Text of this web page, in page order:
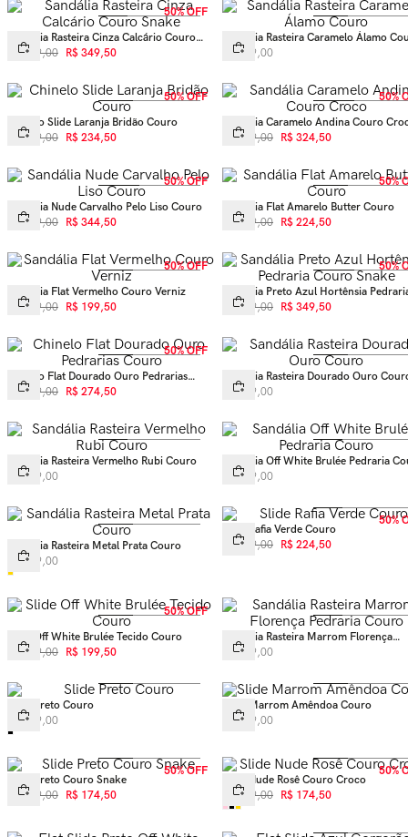
50% OFF
Sandália Rasteira Cinza Calcário Couro
Snake
R$ 699,00 R$ 349,50
Sandália Rasteira Caramelo Álamo
R$ 499,00
50% OFF
Chinelo Slide Laranja Bridão Couro
R$ 469,00 R$ 234,50
50%
Sandália Caramelo Andina Couro
R$ 649,00 R$ 324,50
50% OFF
Sandália Nude Carvalho Pelo Liso Couro
R$ 689,00 R$ 344,50
50%
Sandália Flat Amarelo Butter Couro
R$ 449,00 R$ 224,50
50% OFF
Sandália Flat Vermelho Couro Verniz
R$ 399,00 R$ 199,50
50%
Sandália Preto Azul Hortênsia
Couro Snake
R$ 699,00 R$ 349,50
50% OFF
Chinelo Flat Dourado Ouro Pedrarias
Couro
R$ 549,00 R$ 274,50
Sandália Rasteira Dourado Ouro
R$ 399,00
Sandália Rasteira Vermelho Rubi Couro
R$ 499,00
Sandália Off White Brulée Pedraria
R$ 529,00
Sandália Rasteira Metal Prata Couro
R$ 399,00
50%
Slide Rafia Verde Couro
R$ 449,00 R$ 224,50
50% OFF
Slide Off White Brulée Tecido Couro
R$ 399,00 R$ 199,50
Sandália Rasteira Marrom Florença
Pedraria Couro
R$ 489,00
Slide Preto Couro
R$ 449,00
Slide Marrom Amêndoa Couro
R$ 449,00
50% OFF
Slide Preto Couro Snake
R$ 349,00 R$ 174,50
50%
Slide Nude Rosê Couro Croco
R$ 349,00 R$ 174,50